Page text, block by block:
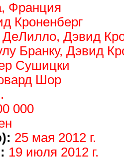
Франция
Кроненберг
Дэвид
Бранку, Дэвид
Сушицки
Шор
000
25 мая 2012 г.
19 июля 2012 г.